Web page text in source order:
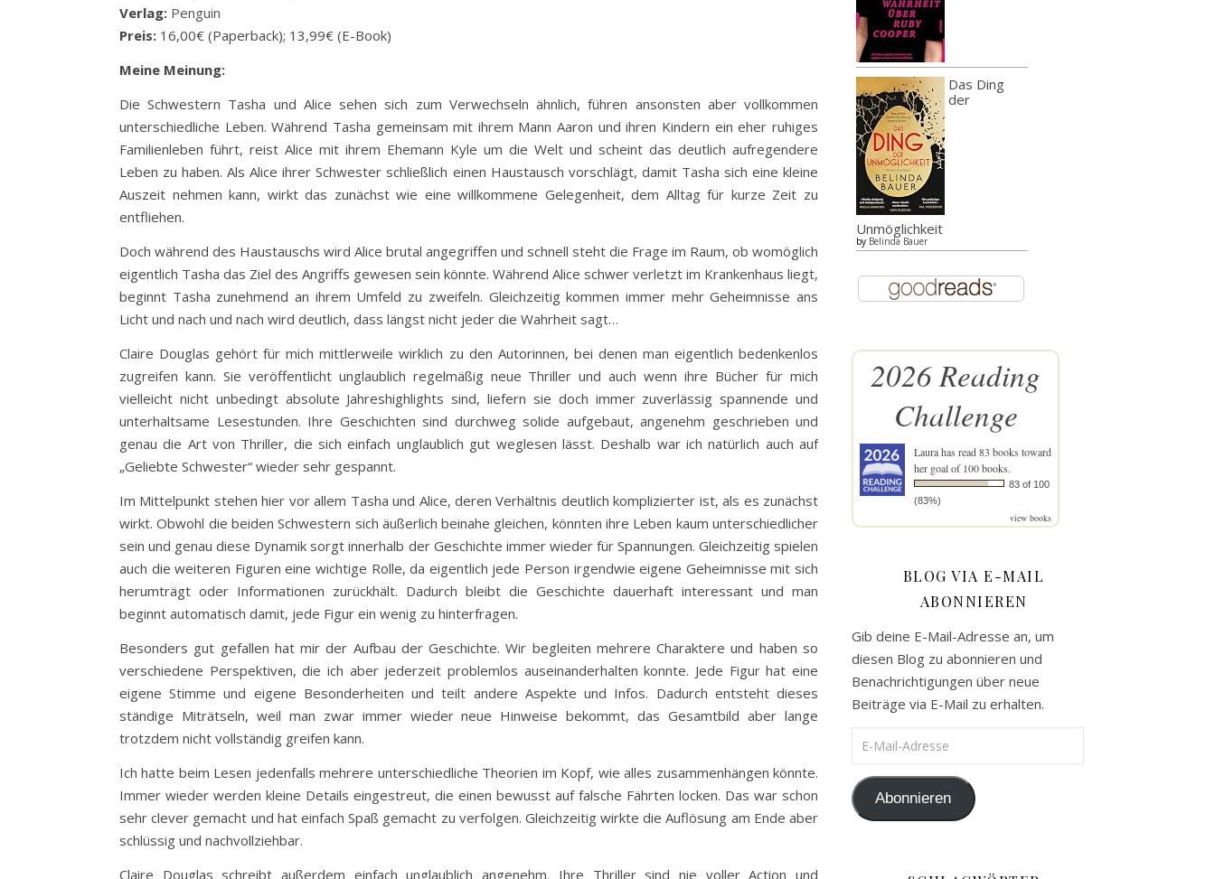
Verlag: Penguin
Preis: 16,00€ (Paperback); 13,99€ (E-Book)
Meine Meinung:
Die Schwestern Tasha und Alice sehen sich zum Verwechseln ähnlich, führen ansonsten aber vollkommen
unterschiedliche Leben. Während Tasha gemeinsam mit ihrem Mann Aaron und ihren Kindern ein eher ruhiges
Familienleben führt, reist Alice mit ihrem Ehemann Kyle um die Welt und scheint das deutlich aufregendere
Leben zu haben. Als Alice ihrer Schwester schließlich einen Haustausch vorschlägt, damit Tasha sich eine kleine
Auszeit nehmen kann, wirkt das zunächst wie eine willkommene Gelegenheit, dem Alltag für kurze Zeit zu
entfliehen.
Doch während des Haustauschs wird Alice brutal angegriffen und schnell steht die Frage im Raum, ob womöglich
eigentlich Tasha das Ziel des Angriffs gewesen sein könnte. Während Alice schwer verletzt im Krankenhaus liegt,
beginnt Tasha zunehmend an ihrem Umfeld zu zweifeln. Gleichzeitig kommen immer mehr Geheimnisse ans
Licht und nach und nach wird deutlich, dass längst nicht jeder die Wahrheit sagt…
Claire Douglas gehört für mich mittlerweile wirklich zu den Autorinnen, bei denen man eigentlich bedenkenlos
zugreifen kann. Sie veröffentlicht unglaublich regelmäßig neue Thriller und auch wenn ihre Bücher für mich
vielleicht nicht unbedingt absolute Jahreshighlights sind, liefern sie doch immer zuverlässig spannende und
unterhaltsame Lesestunden. Ihre Geschichten sind durchweg solide aufgebaut, angenehm geschrieben und
genau die Art von Thriller, die sich einfach unglaublich gut weglesen lässt. Deshalb war ich natürlich auch auf
„Geliebte Schwester“ wieder sehr gespannt.
Im Mittelpunkt stehen hier vor allem Tasha und Alice, deren Verhältnis deutlich komplizierter ist, als es zunächst
wirkt. Obwohl die beiden Schwestern sich äußerlich beinahe gleichen, könnten ihre Leben kaum unterschiedlicher
sein und genau diese Dynamik sorgt innerhalb der Geschichte immer wieder für Spannungen. Gleichzeitig spielen
auch die weiteren Figuren eine wichtige Rolle, da eigentlich jede Person irgendwie eigene Geheimnisse mit sich
herumträgt oder Informationen zurückhält. Dadurch bleibt die Geschichte dauerhaft interessant und man
beginnt automatisch damit, jede Figur ein wenig zu hinterfragen.
Besonders gut gefallen hat mir der Aufbau der Geschichte. Wir begleiten mehrere Charaktere und haben so
verschiedene Perspektiven, die ich aber jederzeit problemlos auseinanderhalten konnte. Jede Figur hat eine
eigene Stimme und eigene Besonderheiten und teilt andere Aspekte und Infos. Dadurch entsteht dieses
ständige Miträtseln, weil man zwar immer wieder neue Hinweise bekommt, das Gesamtbild aber lange
trotzdem nicht vollständig greifen kann.
Ich hatte beim Lesen jedenfalls mehrere unterschiedliche Theorien im Kopf, wie alles zusammenhängen könnte.
Immer wieder werden kleine Details eingestreut, die einen bewusst auf falsche Fährten locken. Das war schon
sehr clever gemacht und hat einfach Spaß gemacht zu verfolgen. Gleichzeitig wirkte die Auflösung am Ende aber
schlüssig und nachvollziehbar.
Claire Douglas schreibt außerdem einfach unglaublich angenehm. Ihre Thriller sind nie voller Action und
Das Ding
der
Unmöglichkeit
by Belinda Bauer
2026 Reading
Challenge
Laurahas read 83 books toward
her goal of 100 books.
83 of 100
(83%)
view books
BLOG VIA E-MAIL
ABONNIEREN
Gib deine E-Mail-Adresse an, um
diesen Blog zu abonnieren und
Benachrichtigungen über neue
Beiträge via E-Mail zu erhalten.
E-Mail-Adresse
Abonnieren